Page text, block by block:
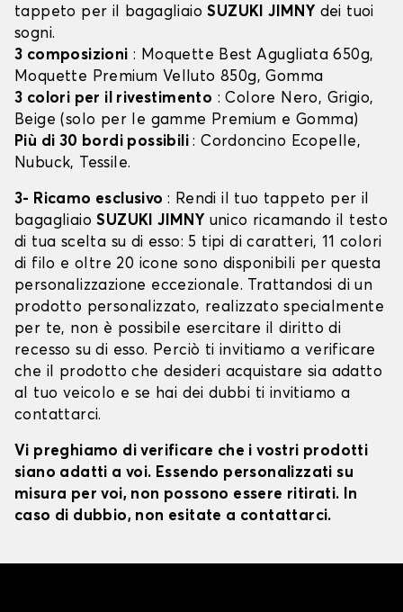
tappeto per il bagagliaioSUZUKI JIMNY dei tuoi
sogni.
3 composizioni : Moquette Best Agugliata 650g,
Moquette Premium Velluto 850g, Gomma
3 colori per il rivestimento : Colore Nero, Grigio,
Beige (solo per le gamme Premium e Gomma)
Più di 30 bordi possibili: Cordoncino Ecopelle,
Nubuck, Tessile.
3- Ricamo esclusivo : Rendi il tuo tappeto per il
bagagliaioSUZUKI JIMNY unico ricamando il testo
di tua scelta su di esso: 5 tipi di caratteri, 11 colori
di filo e oltre 20 icone sono disponibili per questa
personalizzazione eccezionale. Trattandosi di un
prodotto personalizzato, realizzato specialmente
per te, non è possibile esercitare il diritto di
recesso su di esso. Perciò ti invitiamo a verificare
che il prodotto che desideri acquistare sia adatto
al tuo veicolo e se hai dei dubbi ti invitiamo a
contattarci.
Vi preghiamo di verificare che i vostri prodotti
siano adatti a voi. Essendo personalizzati su
misura per voi, non possono essere ritirati. In
caso di dubbio, non esitate a contattarci.